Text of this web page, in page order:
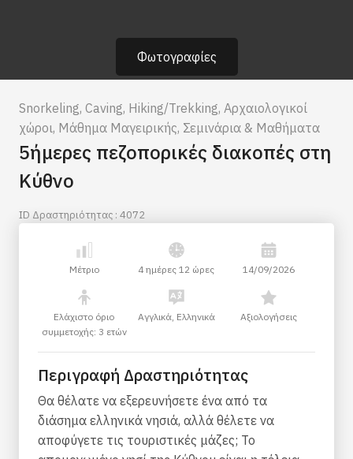
Φωτογραφίες
Snorkeling, Caving, Hiking/Trekking, Αρχαιολογικοί
χώροι, Μάθημα Μαγειρικής, Σεμινάρια & Μαθήματα
5ήμερες πεζοπορικές διακοπές στη
Κύθνο
ID Δραστηριότητας : 4072
Μέτριο 4 ημέρες 12 ώρες 14/09/2026
Ελάχιστο όριο
συμμετοχής: 3 ετών
Αγγλικά, Ελληνικά Αξιολογήσεις
Περιγραφή Δραστηριότητας
Θα θέλατε να εξερευνήσετε ένα από τα
διάσημα ελληνικά νησιά, αλλά θέλετε να
αποφύγετε τις τουριστικές μάζες; Το